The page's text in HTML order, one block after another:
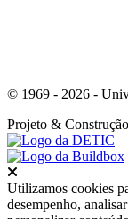
© 1969 - 2026 -
Projeto & Construção
Utilizamos cookies
desempenho,